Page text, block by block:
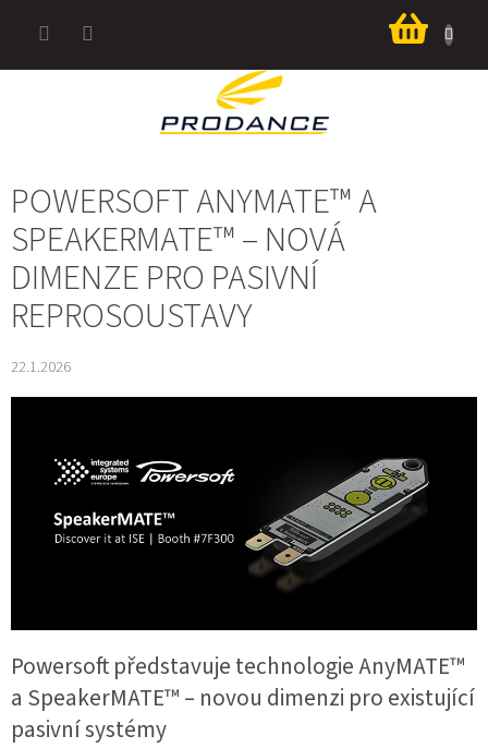
košík
POWERSOFT ANYMATE™ A
SPEAKERMATE™ – NOVÁ
DIMENZE PRO PASIVNÍ
REPROSOUSTAVY
22.1.2026
Powersoft představuje technologie AnyMATE™
a SpeakerMATE™ – novou dimenzi pro existující
pasivní systémy